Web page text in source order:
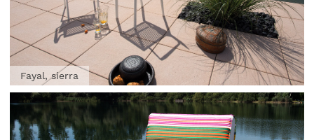
Fayal, sierra